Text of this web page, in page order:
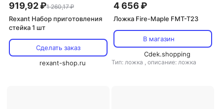
919,92 ₽1 260,17 ₽
Rexant Набор приготовления
стейка 1 шт
Сделать заказ
rexant-shop.ru
4 656 ₽
Ложка Fire-Maple FMT-T23
В магазин
Cdek.shopping
Тип: ложка , описание: ложка